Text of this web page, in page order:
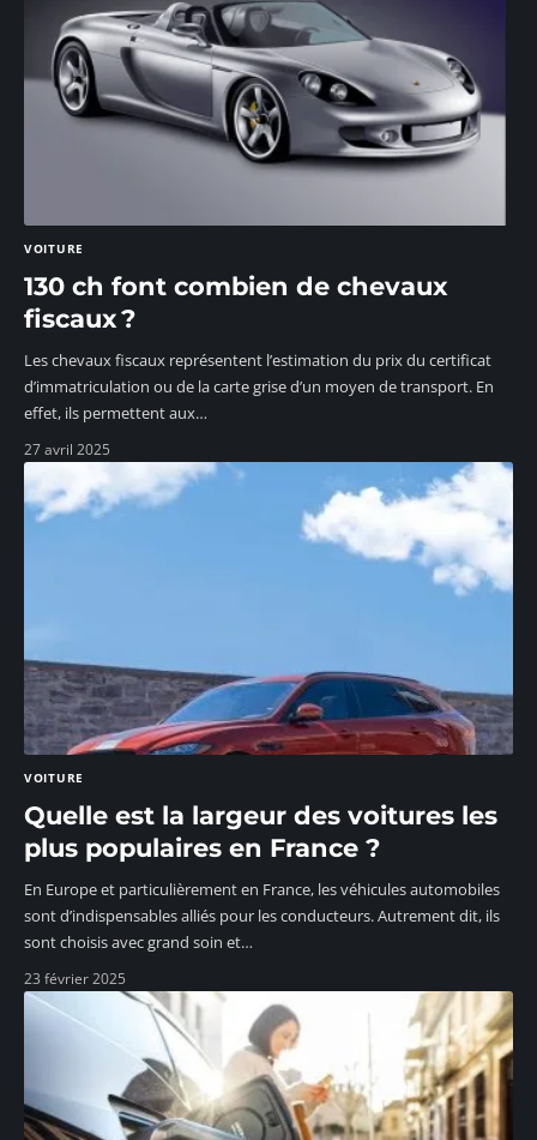
VOITURE
130 ch font combien de chevaux
fiscaux ?
Les chevaux fiscaux représentent l’estimation du prix du certificat
d’immatriculation ou de la carte grise d’un moyen de transport. En
effet, ils permettent aux…
27 avril 2025
VOITURE
Quelle est la largeur des voitures les
plus populaires en France ?
En Europe et particulièrement en France, les véhicules automobiles
sont d’indispensables alliés pour les conducteurs. Autrement dit, ils
sont choisis avec grand soin et…
23 février 2025